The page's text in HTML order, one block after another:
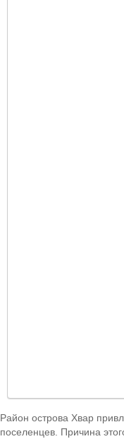
Район острова Хвар
поселенцев. Причина